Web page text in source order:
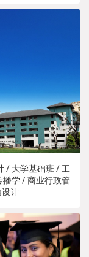
/ 大学基础班 / 工
学 / 商业行政管
计